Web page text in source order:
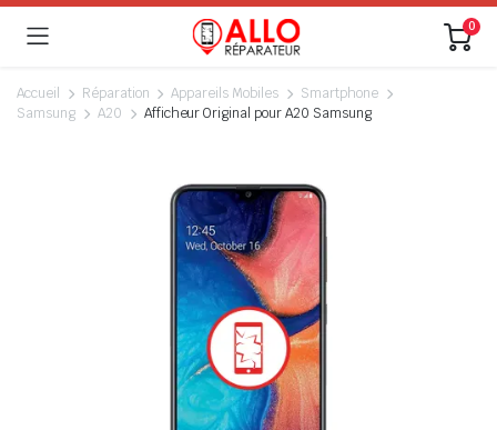
0
Accueil Réparation Appareils Mobiles
Smartphone
Samsung
A20 Afficheur Original pour A20 Samsung